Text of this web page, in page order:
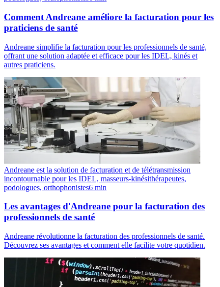
Comment Andreane améliore la facturation pour les
praticiens de santé
Andreane simplifie la facturation pour les professionnels de santé,
offrant une solution adaptée et efficace pour les IDEL, kinés et
autres praticiens.
Andreane est la solution de facturation et de télétransmission
incontournable pour les IDEL, masseurs-kinésithérapeutes,
podologues, orthophonistes6 min
Les avantages d'Andreane pour la facturation des
professionnels de santé
Andreane révolutionne la facturation des professionnels de santé.
Découvrez ses avantages et comment elle facilite votre quotidien.